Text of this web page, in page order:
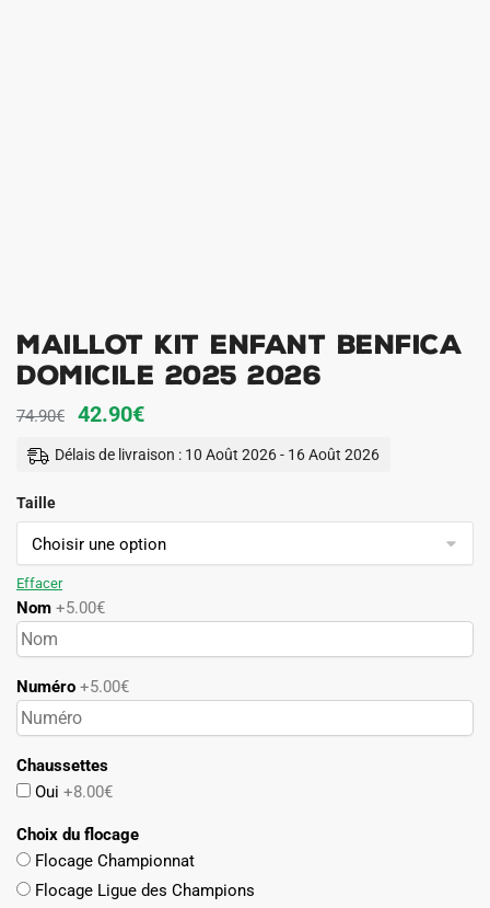
Maillot Kit Enfant Benfica
Domicile 2025 2026
74.90€
Le
prix
74.90€.
42.90€Le
prix
42.90€.
Délais de livraison : 10 Août 2026 - 16 Août 2026
Taille
Effacer
Nom +5.00€
Numéro +5.00€
Chaussettes
Oui +8.00€
Choix du flocage
Flocage Championnat
Flocage Ligue des Champions